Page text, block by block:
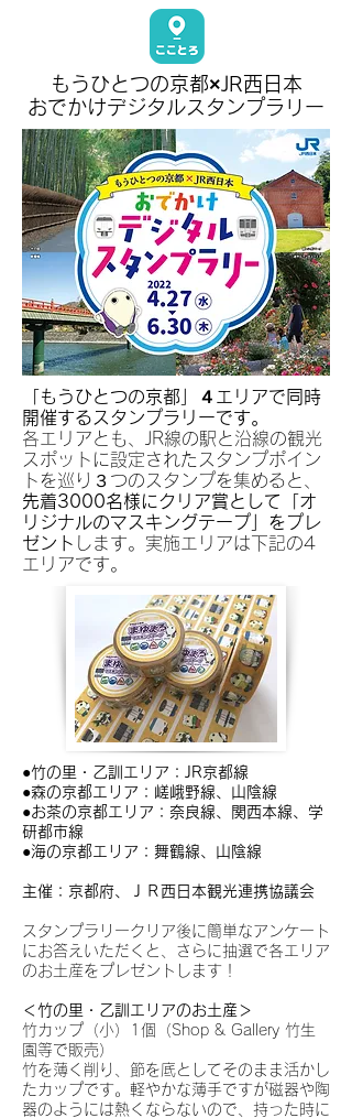
もうひとつの京都×JR西日本
おでかけデジタルスタンプラリー
「もうひとつの京都」４エリアで同時
開催するスタンプラリーです。
各エリアとも、JR線の駅と沿線の観光
スポットに設定されたスタンプポイン
トを巡り３つのスタンプを集めると、
先着3000名様にク リア賞として「オ
リジナルのマスキングテープ」をプレ
ゼント します。実施エリアは下記の4
エリアです。
●竹の里・乙訓エリア：JR京都線
●森の京都エリア：嵯峨野線、山陰線
●お茶の京都エリア：奈良線、関西本線、学
研都市線
●海の京都エリア：舞鶴線、山陰線
主催：京都府、ＪＲ西日本観光連携協議会
スタンプラリークリア後に簡単なアンケート
にお答えいただくと、さらに抽選で各エリア
のお土産をプレゼントします！
＜竹の里・乙訓エリアのお土産＞
竹カップ（小）1個（Shop & Gallery 竹生
園等で販売）
竹を薄く削り、節を底としてそのまま活かし
たカップです。軽やかな薄手ですが磁器や陶
器のようには熱くならないので、持った時に